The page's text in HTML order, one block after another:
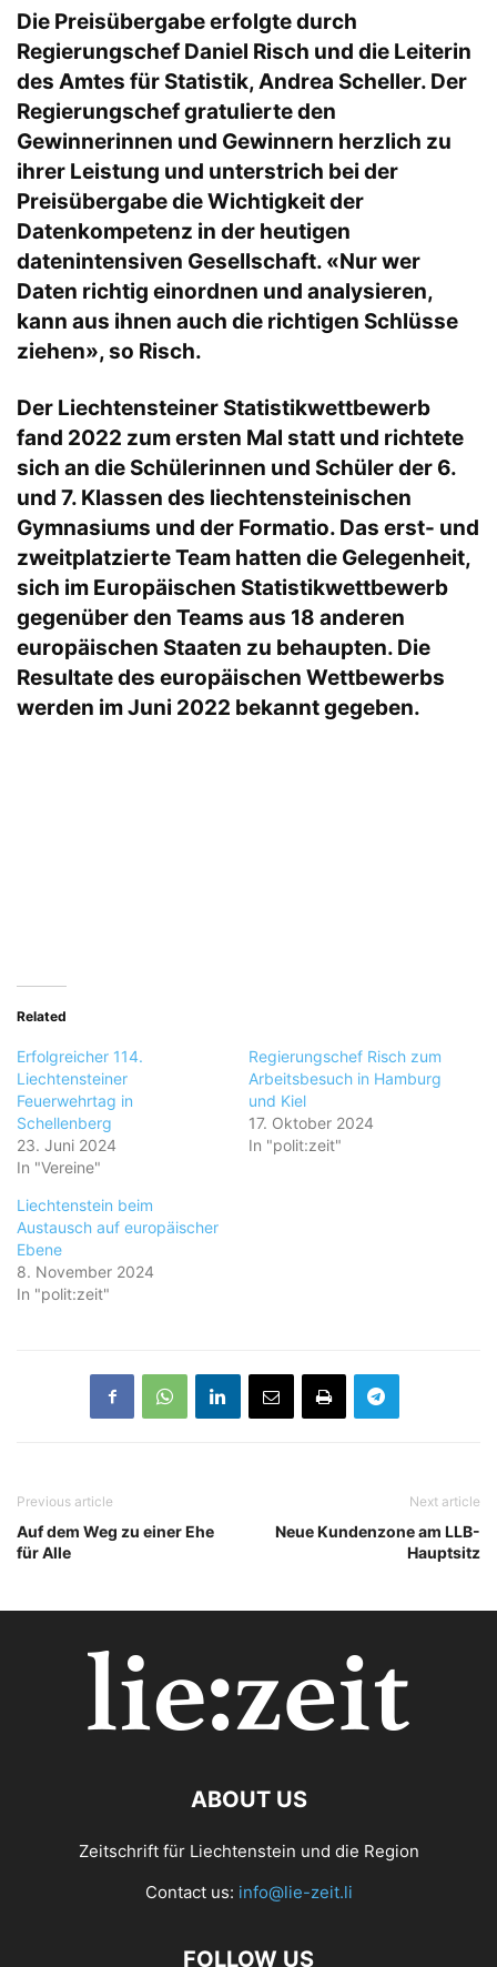
Die Preisübergabe erfolgte durch
Regierungschef Daniel Risch und die Leiterin
des Amtes für Statistik, Andrea Scheller. Der
Regierungschef gratulierte den
Gewinnerinnen und Gewinnern herzlich zu
ihrer Leistung und unterstrich bei der
Preisübergabe die Wichtigkeit der
Datenkompetenz in der heutigen
datenintensiven Gesellschaft. «Nur wer
Daten richtig einordnen und analysieren,
kann aus ihnen auch die richtigen Schlüsse
ziehen», so Risch.
Der Liechtensteiner Statistikwettbewerb
fand 2022 zum ersten Mal statt und richtete
sich an die Schülerinnen und Schüler der 6.
und 7. Klassen des liechtensteinischen
Gymnasiums und der Formatio. Das erst- und
zweitplatzierte Team hatten die Gelegenheit,
sich im Europäischen Statistikwettbewerb
gegenüber den Teams aus 18 anderen
europäischen Staaten zu behaupten. Die
Resultate des europäischen Wettbewerbs
werden im Juni 2022 bekannt gegeben.
Related
Erfolgreicher 114.
Liechtensteiner
Feuerwehrtag in
Schellenberg
23. Juni 2024
In "Vereine"
Regierungschef Risch zum
Arbeitsbesuch in Hamburg
und Kiel
17. Oktober 2024
In "polit:zeit"
Liechtenstein beim
Austausch auf europäischer
Ebene
8. November 2024
In "polit:zeit"
Previous article
Auf dem Weg zu einer Ehe
für Alle
Next article
Neue Kundenzone am LLB-
Hauptsitz
ABOUT US
Zeitschrift für Liechtenstein und die Region
Contact us: info@lie-zeit.li
FOLLOW US